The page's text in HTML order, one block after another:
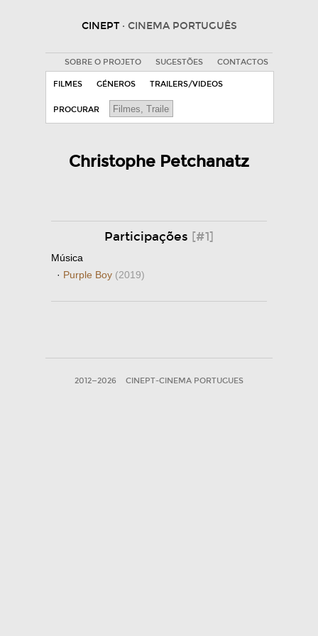
CINEPT · CINEMA PORTUGUÊS
SOBRE O PROJETO SUGESTÕES CONTACTOS
FILMES GÉNEROS TRAILERS/VIDEOS
PROCURAR
Christophe Petchanatz
Participações [#1]
Música
· Purple Boy (2019)
2012—2026 CINEPT-CINEMA PORTUGUES